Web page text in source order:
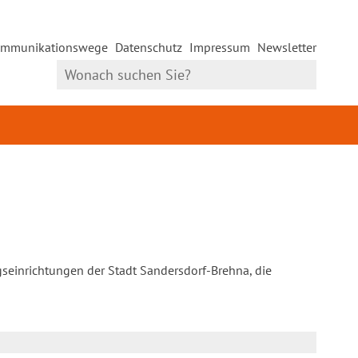
Datenschutz Impressum Newsletter
der Stadt Sandersdorf-Brehna, die